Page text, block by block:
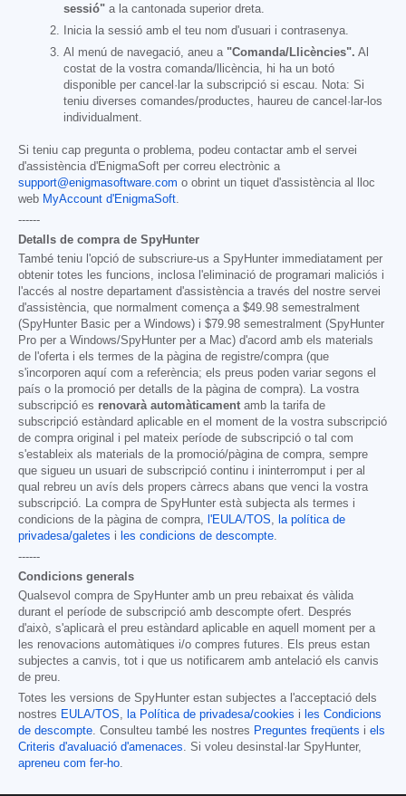
sessió" a la cantonada superior dreta.
Inicia la sessió amb el teu nom d'usuari i contrasenya.
Al menú de navegació, aneu a "Comanda/Llicències". Al
costat de la vostra comanda/llicència, hi ha un botó
disponible per cancel·lar la subscripció si escau. Nota: Si
teniu diverses comandes/productes, haureu de cancel·lar-los
individualment.
Si teniu cap pregunta o problema, podeu contactar amb el servei
d'assistència d'EnigmaSoft per correu electrònic a
support@enigmasoftware.com o obrint un tiquet d'assistència al lloc
web MyAccount d'EnigmaSoft.
------
Detalls de compra de SpyHunter
També teniu l'opció de subscriure-us a SpyHunter immediatament per
obtenir totes les funcions, inclosa l'eliminació de programari maliciós i
l'accés al nostre departament d'assistència a través del nostre servei
d'assistència, que normalment comença a $49.98 semestralment
(SpyHunter Basic per a Windows) i $79.98 semestralment (SpyHunter
Pro per a Windows/SpyHunter per a Mac) d'acord amb els materials
de l'oferta i els termes de la pàgina de registre/compra (que
s'incorporen aquí com a referència; els preus poden variar segons el
país o la promoció per detalls de la pàgina de compra). La vostra
subscripció es renovarà automàticament amb la tarifa de
subscripció estàndard aplicable en el moment de la vostra subscripció
de compra original i pel mateix període de subscripció o tal com
s'estableix als materials de la promoció/pàgina de compra, sempre
que sigueu un usuari de subscripció continu i ininterromput i per al
qual rebreu un avís dels propers càrrecs abans que venci la vostra
subscripció. La compra de SpyHunter està subjecta als termes i
condicions de la pàgina de compra, l'EULA/TOS, la política de
privadesa/galetes i les condicions de descompte.
------
Condicions generals
Qualsevol compra de SpyHunter amb un preu rebaixat és vàlida
durant el període de subscripció amb descompte ofert. Després
d'això, s'aplicarà el preu estàndard aplicable en aquell moment per a
les renovacions automàtiques i/o compres futures. Els preus estan
subjectes a canvis, tot i que us notificarem amb antelació els canvis
de preu.
Totes les versions de SpyHunter estan subjectes a l'acceptació dels
nostres EULA/TOS, la Política de privadesa/cookies i les Condicions
de descompte. Consulteu també les nostres Preguntes freqüents i els
Criteris d'avaluació d'amenaces. Si voleu desinstal·lar SpyHunter,
apreneu com fer-ho.